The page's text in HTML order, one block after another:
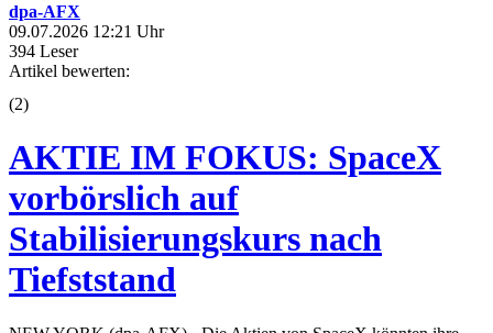
dpa-AFX
09.07.2026 12:21 Uhr
394 Leser
Artikel bewerten:
(2)
AKTIE IM FOKUS: SpaceX
vorbörslich auf
Stabilisierungskurs nach
Tiefststand